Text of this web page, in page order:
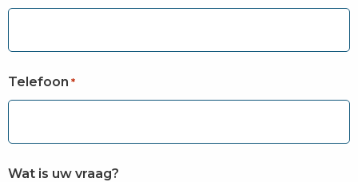
Telefoon *
Wat is uw vraag?